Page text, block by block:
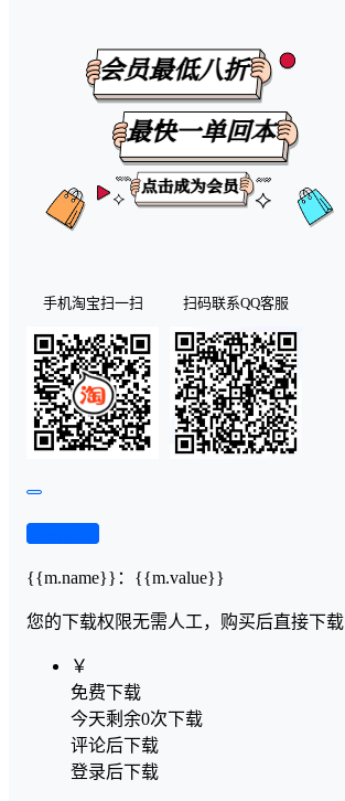
手机淘宝扫一扫 扫码联系QQ客服
{{m.name}} ： {{m.value}}
您的下载权限无需人工，购买后直接下载
￥
免费下载
今天剩余0次下载
评论后下载
登录后下载